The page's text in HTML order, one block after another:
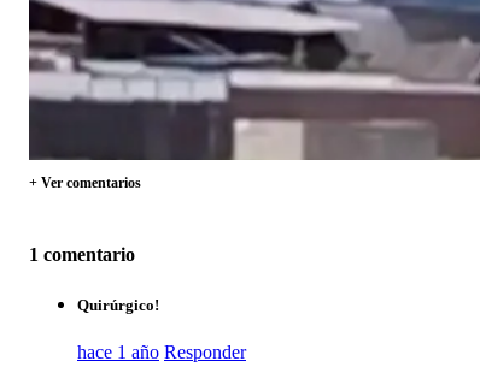
+ Ver comentarios
1 comentario
Quirúrgico!
hace 1 año Responder